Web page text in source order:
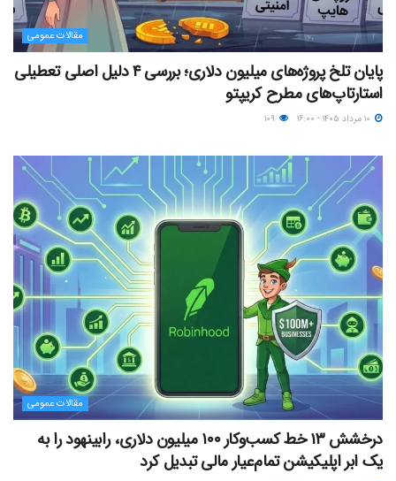
مقالات عمومی
پایان تلخ پروژه‌های میلیون دلاری؛ بررسی ۴ دلیل اصلی تعطیلی
استارتاپ‌های مطرح کریپتو
مقالات عمومی
درخشش ۱۳ خط کسب‌وکار ۱۰۰ میلیون دلاری، رابینهود را به
یک ابر اپلیکیشن تمام‌عیار مالی تبدیل کرد